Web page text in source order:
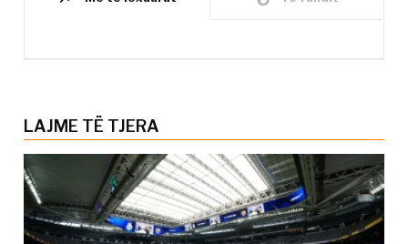
LAJME TË TJERA